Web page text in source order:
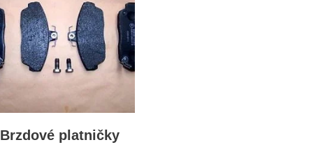
Brzdové platničky